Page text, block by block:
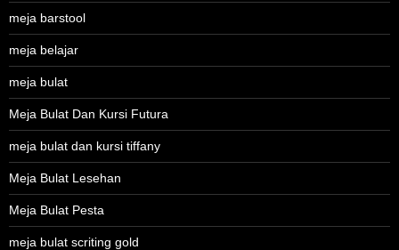
meja barstool
meja belajar
meja bulat
Meja Bulat Dan Kursi Futura
meja bulat dan kursi tiffany
Meja Bulat Lesehan
Meja Bulat Pesta
meja bulat scriting gold